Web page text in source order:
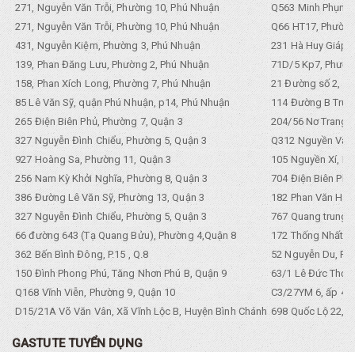
271, Nguyễn Văn Trỗi, Phường 10, Phú Nhuận
Q563 Minh
271, Nguyễn Văn Trỗi, Phường 10, Phú Nhuận
Q66 HT17,
431, Nguyễn Kiệm, Phường 3, Phú Nhuận
231 Hà Huy Giáp,
139, Phan Đăng Lưu, Phường 2, Phú Nhuận
71D/5 Kp7,
158, Phan Xích Long, Phường 7, Phú Nhuận
21 Đường số 2,
85 Lê Văn Sỹ, quận Phú Nhuận, p14, Phú Nhuận
114 Đường B
265 Điện Biên Phủ, Phường 7, Quận 3
204/56 Nơ Trang
327 Nguyễn Đình Chiểu, Phường 5, Quận 3
Q312 Nguyền
927 Hoàng Sa, Phường 11, Quận 3
105 Nguyền Xí,
256 Nam Kỳ Khởi Nghĩa, Phường 8, Quận 3
704 Điện Biên
386 Đường Lê Văn Sỹ, Phường 13, Quận 3
182 Phan Văn
327 Nguyễn Đình Chiểu, Phường 5, Quận 3
767 Quang trung,
66 đường 643 (Tạ Quang Bửu), Phường 4,Quận 8
172 Thống Nhất.
362 Bến Bình Đông, P.15 , Q.8
52 Nguyễn Du,
150 Đình Phong Phú, Tăng Nhơn Phú B, Quận 9
63/1 Lê Đức Thọ,
Q168 Vĩnh Viễn, Phường 9, Quận 10
C3/27YM 6, ấp 4,
D15/21A Võ Văn Vân, Xã Vĩnh Lộc B, Huyện Bình Chánh 698 Quốc Lộ 22,
GASTUTE TUYỂN DỤNG